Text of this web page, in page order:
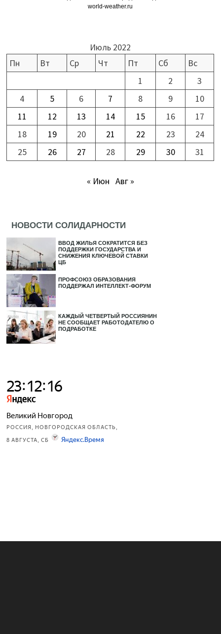
world-weather.ru
Июль 2022
Пн
Вт Ср Чт Пт Сб
Вс
1
2
3
4
5 6 7 8 9
10
11
12 13 14 15 16
17
18
19 20 21 22 23
24
25
26 27 28 29 30 31
« Июн Авг »
НОВОСТИ СОЛИДАРНОСТИ
ВВОД ЖИЛЬЯ СОКРАТИТСЯ БЕЗ
ПОДДЕРЖКИ ГОСУДАРСТВА И
СНИЖЕНИЯ КЛЮЧЕВОЙ СТАВКИ
ЦБ
ПРОФСОЮЗ ОБРАЗОВАНИЯ
ПОДДЕРЖАЛ ИНТЕЛЛЕКТ-ФОРУМ
КАЖДЫЙ ЧЕТВЕРТЫЙ РОССИЯНИН
НЕ СООБЩАЕТ РАБОТОДАТЕЛЮ О
ПОДРАБОТКЕ